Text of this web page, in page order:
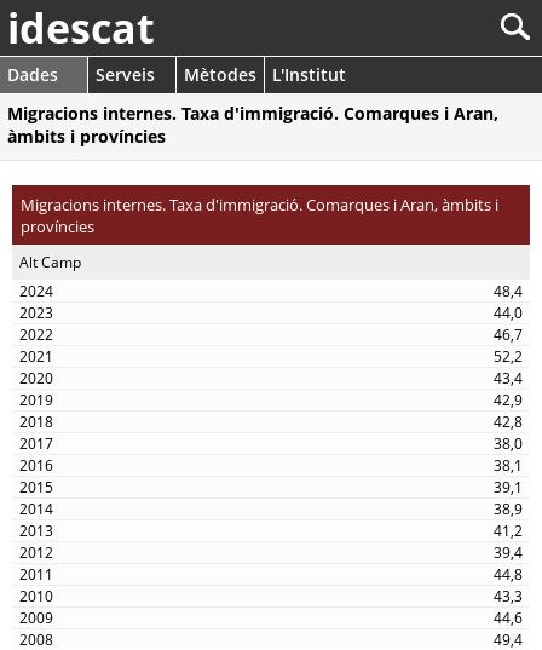
idescat
Dades Serveis Mètodes
L'Institut
Migracions internes. Taxa d'immigració. Comarques i Aran,
àmbits i províncies
Migracions internes. Taxa d'immigració. Comarques i Aran, àmbits i
províncies
Alt Camp
48,4
44,0
46,7
52,2
43,4
42,9
42,8
38,0
38,1
39,1
38,9
41,2
39,4
44,8
43,3
44,6
49,4